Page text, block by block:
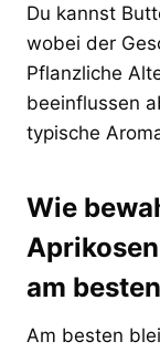
Du kannst
wobei der
Pflanzliche
beeinflussen
typische
Wie
am
Am besten